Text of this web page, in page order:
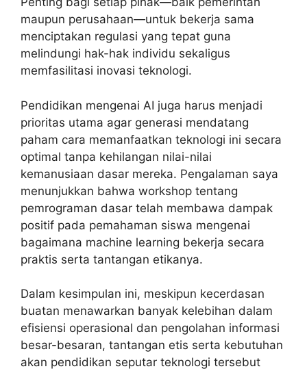
maupun perusahaan—untuk bekerja sama
menciptakan regulasi yang tepat guna
melindungi hak-hak individu sekaligus
memfasilitasi inovasi teknologi.
Pendidikan mengenai AI juga harus menjadi
prioritas utama agar generasi mendatang
paham cara memanfaatkan teknologi ini secara
optimal tanpa kehilangan nilai-nilai
kemanusiaan dasar mereka. Pengalaman saya
menunjukkan bahwa workshop tentang
pemrograman dasar telah membawa dampak
positif pada pemahaman siswa mengenai
bagaimana machine learning bekerja secara
praktis serta tantangan etikanya.
Dalam kesimpulan ini, meskipun kecerdasan
buatan menawarkan banyak kelebihan dalam
efisiensi operasional dan pengolahan informasi
besar-besaran, tantangan etis serta kebutuhan
akan pendidikan seputar teknologi tersebut